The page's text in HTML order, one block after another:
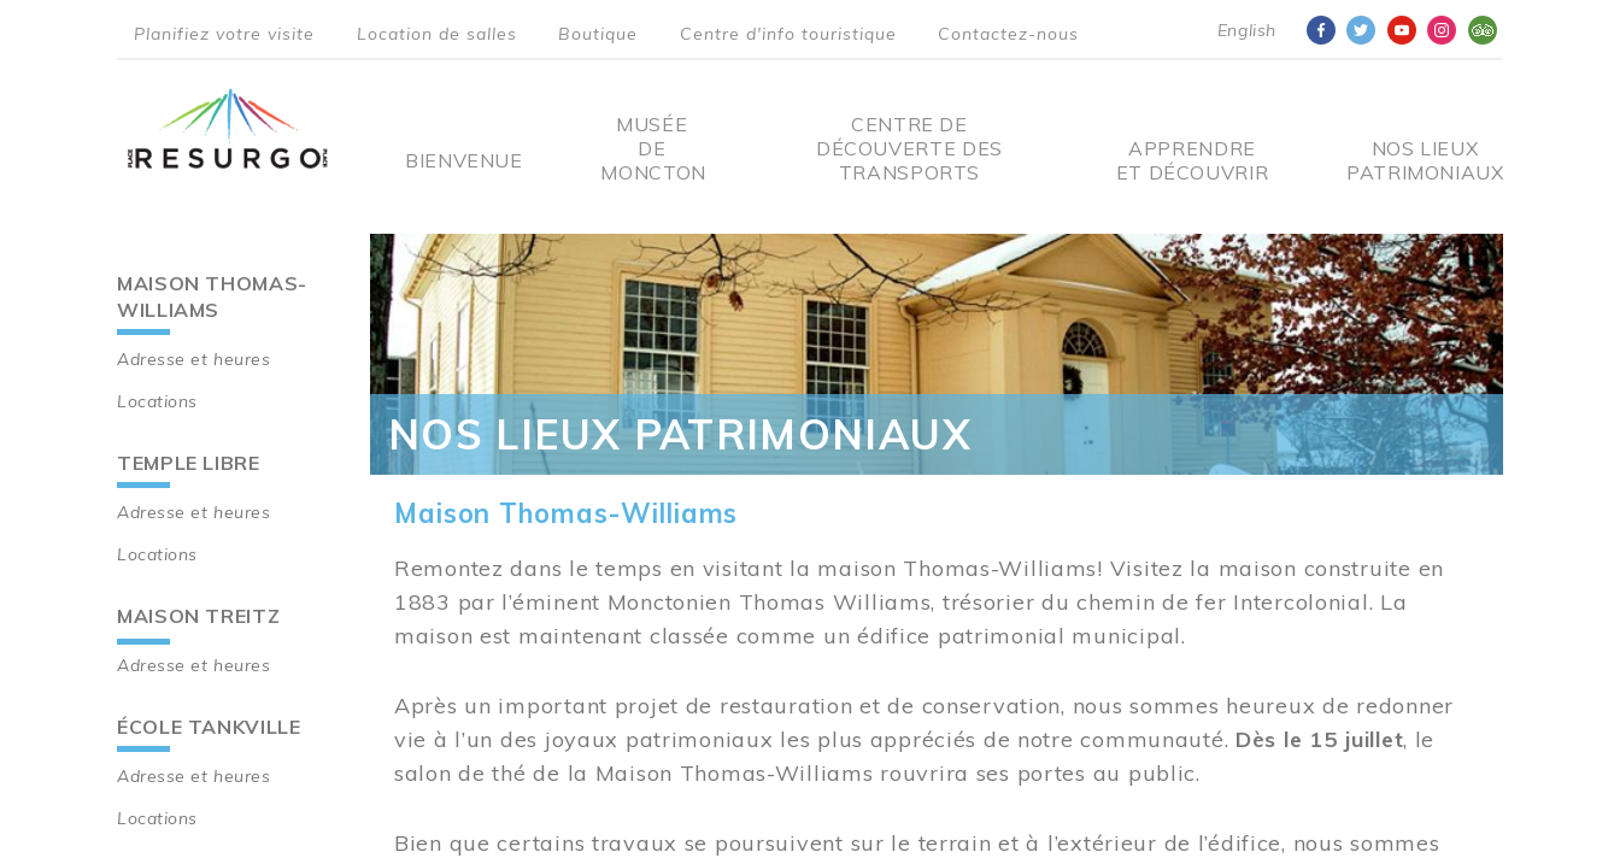
English
menu
Planifiez votre visite Location de salles Boutique Centre d'info touristique Contactez-nous
Main
BIENVENUE
MUSÉE
DE
MONCTON
CENTRE DE
DÉCOUVERTE DES
TRANSPORTS
APPRENDRE
ET DÉCOUVRIR
NOS LIEUX
PATRIMONIAUX
Main
navigation
MAISON THOMAS-
WILLIAMS
Adresse et heures
Locations
TEMPLE LIBRE
Adresse et heures
Locations
MAISON TREITZ
Adresse et heures
ÉCOLE TANKVILLE
Adresse et heures
Locations
NOS LIEUX PATRIMONIAUX
Maison Thomas-Williams
Remontez dans le temps en visitant la maison Thomas-Williams! Visitez la maison construite en
1883 par l’éminent Monctonien Thomas Williams, trésorier du chemin de fer Intercolonial. La
maison est maintenant classée comme un édifice patrimonial municipal.
Après un important projet de restauration et de conservation, nous sommes heureux de redonner
vie à l’un des joyaux patrimoniaux les plus appréciés de notre communauté. Dès le 15 juillet, le
salon de thé de la Maison Thomas-Williams rouvrira ses portes au public.
Bien que certains travaux se poursuivent sur le terrain et à l’extérieur de l’édifice, nous sommes